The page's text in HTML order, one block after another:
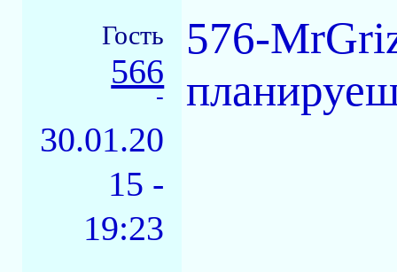
Гость
566
-
30.01.20
15 -
19:23
576-